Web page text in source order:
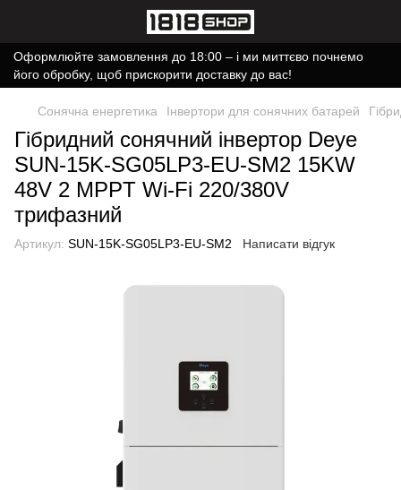
Оформлюйте замовлення до 18:00 – і ми миттєво почнемо
його обробку, щоб прискорити доставку до вас!
Сонячна енергетика Інвертори для сонячних батарей
Гібридний сонячний інвертор Deye
SUN-15K-SG05LP3-EU-SM2 15KW
48V 2 MPPT Wi-Fi 220/380V
трифазний
Артикул: SUN-15K-SG05LP3-EU-SM2 Написати відгук